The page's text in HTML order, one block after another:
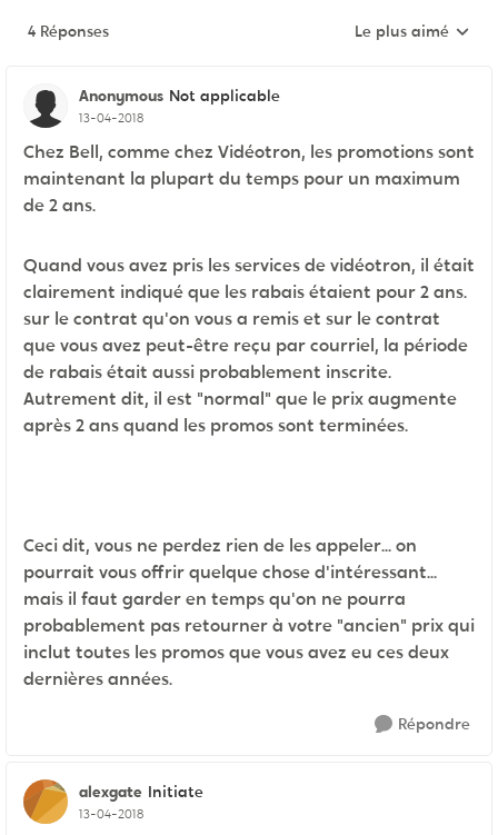
4 Réponses Réponses triées
Le plus aimé
Anonymous Not applicable
13-04-2018
Chez Bell, comme chez Vidéotron, les promotions sont
maintenant la plupart du temps pour un maximum
de 2 ans.
Quand vous avez pris les services de vidéotron, il était
clairement indiqué que les rabais étaient pour 2 ans.
sur le contrat qu'on vous a remis et sur le contrat
que vous avez peut-être reçu par courriel, la période
de rabais était aussi probablement inscrite.
Autrement dit, il est "normal" que le prix augmente
après 2 ans quand les promos sont terminées.
Ceci dit, vous ne perdez rien de les appeler... on
pourrait vous offrir quelque chose d'intéressant...
mais il faut garder en temps qu'on ne pourra
probablement pas retourner à votre "ancien" prix qui
inclut toutes les promos que vous avez eu ces deux
dernières années.
Répondre
alexgate Initiate
13-04-2018